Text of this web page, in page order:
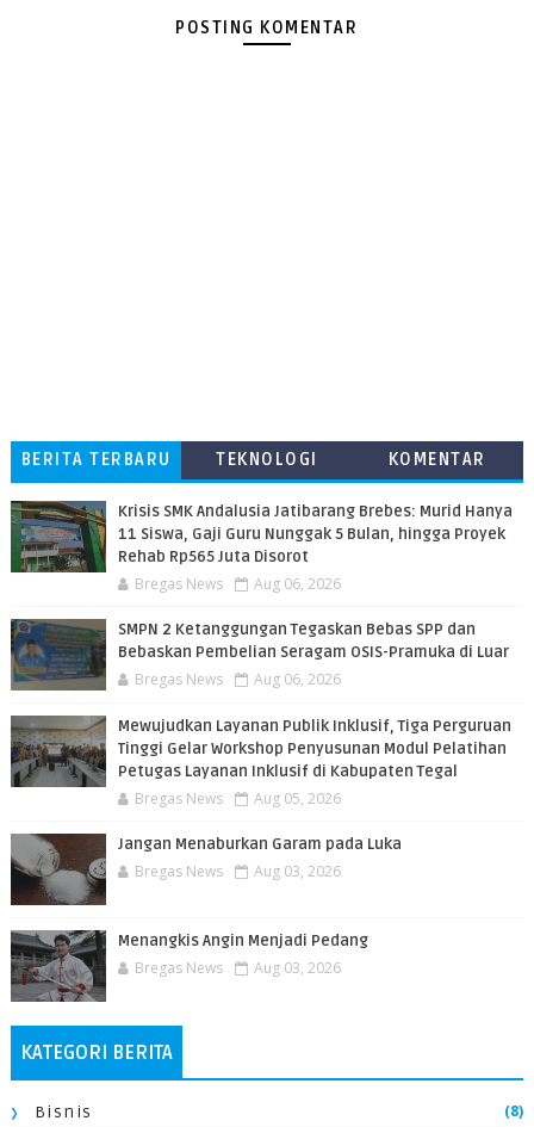
POSTING KOMENTAR
BERITA TERBARU TEKNOLOGI
KOMENTAR
Krisis SMK Andalusia Jatibarang Brebes: Murid Hanya
11 Siswa, Gaji Guru Nunggak 5 Bulan, hingga Proyek
Rehab Rp565 Juta Disorot
Bregas News Aug 06, 2026
SMPN 2 Ketanggungan Tegaskan Bebas SPP dan
Bebaskan Pembelian Seragam OSIS-Pramuka di Luar
Bregas News Aug 06, 2026
​Mewujudkan Layanan Publik Inklusif, Tiga Perguruan
Tinggi Gelar Workshop Penyusunan Modul Pelatihan
Petugas Layanan Inklusif di Kabupaten Tegal
Bregas News Aug 05, 2026
Jangan Menaburkan Garam pada Luka
Bregas News Aug 03, 2026
Menangkis Angin Menjadi Pedang
Bregas News Aug 03, 2026
KATEGORI BERITA
Bisnis (8)